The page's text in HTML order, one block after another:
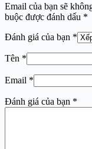
Email của bạn sẽ
buộc được đánh dấu *
Đánh giá của bạn *
Tên *
Email *
Đánh giá của bạn *